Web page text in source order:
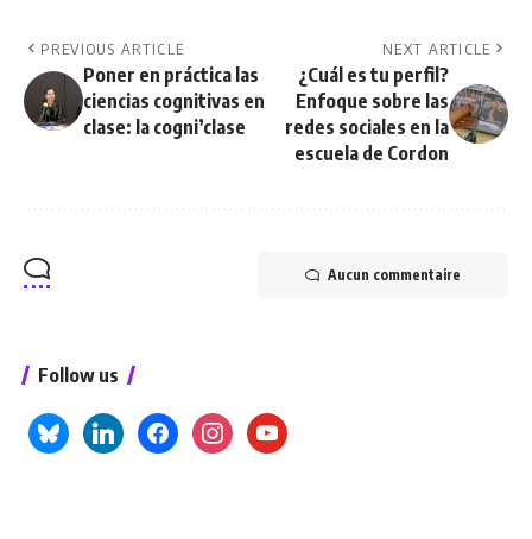
PREVIOUS ARTICLE
Poner en práctica las
ciencias cognitivas en
clase: la cogni’clase
NEXT ARTICLE
¿Cuál es tu perfil?
Enfoque sobre las
redes sociales en la
escuela de Cordon
Aucun commentaire
Follow us
blueskylinkedinfacebookinstagramyoutube